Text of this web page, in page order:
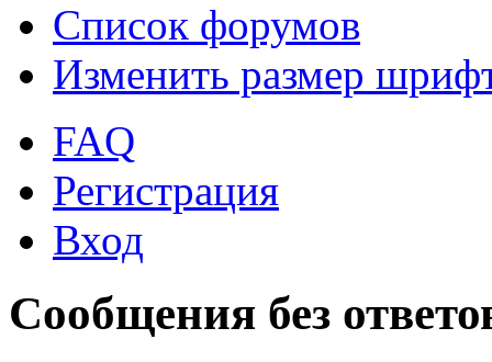
Список форумов
Изменить размер
FAQ
Регистрация
Вход
Сообщения без